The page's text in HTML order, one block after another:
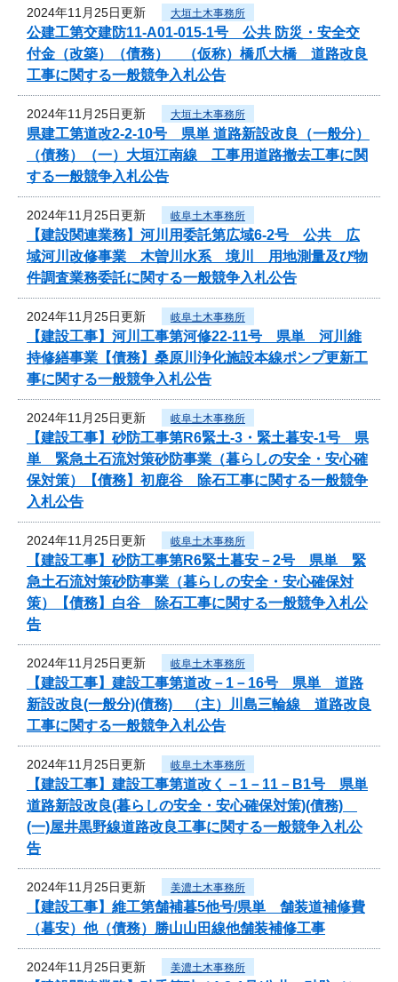
2024年11月25日更新 大垣土木事務所
公建工第交建防11-A01-015-1号 公共 防災・安全交
付金（改築）（債務） （仮称）橋爪大橋 道路改良
工事に関する一般競争入札公告
2024年11月25日更新 大垣土木事務所
県建工第道改2-2-10号 県単 道路新設改良（一般分）
（債務）（一）大垣江南線 工事用道路撤去工事に関
する一般競争入札公告
2024年11月25日更新 岐阜土木事務所
【建設関連業務】河川用委託第広域6-2号 公共 広
域河川改修事業 木曽川水系 境川 用地測量及び物
件調査業務委託に関する一般競争入札公告
2024年11月25日更新 岐阜土木事務所
【建設工事】河川工事第河修22-11号 県単 河川維
持修繕事業【債務】桑原川浄化施設本線ポンプ更新工
事に関する一般競争入札公告
2024年11月25日更新 岐阜土木事務所
【建設工事】砂防工事第R6緊土-3・緊土暮安-1号 県
単 緊急土石流対策砂防事業（暮らしの安全・安心確
保対策）【債務】初鹿谷 除石工事に関する一般競争
入札公告
2024年11月25日更新 岐阜土木事務所
【建設工事】砂防工事第R6緊土暮安－2号 県単 緊
急土石流対策砂防事業（暮らしの安全・安心確保対
策）【債務】白谷 除石工事に関する一般競争入札公
告
2024年11月25日更新 岐阜土木事務所
【建設工事】建設工事第道改－1－16号 県単 道路
新設改良(一般分)(債務) （主）川島三輪線 道路改良
工事に関する一般競争入札公告
2024年11月25日更新 岐阜土木事務所
【建設工事】建設工事第道改く－1－11－B1号 県単
道路新設改良(暮らしの安全・安心確保対策)(債務)
(一)屋井黒野線道路改良工事に関する一般競争入札公
告
2024年11月25日更新 美濃土木事務所
【建設工事】維工第舗補暮5他号/県単 舗装道補修費
（暮安）他（債務）勝山山田線他舗装補修工事
2024年11月25日更新 美濃土木事務所